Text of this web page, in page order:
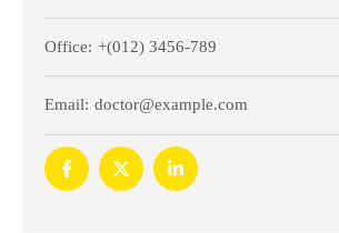
Office: +(012) 3456-789
Email: doctor@example.com